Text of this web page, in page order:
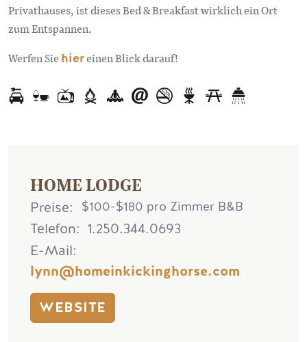
Privathauses, ist dieses Bed & Breakfast wirklich ein Ort
zum Entspannen.
Werfen Siehiereinen Blick darauf!
HOME LODGE
Preise $100-$180 pro Zimmer B&B
Telefon
1.250.344.0693
E-Mail
lynn@homeinkickinghorse.com
WEBSITE